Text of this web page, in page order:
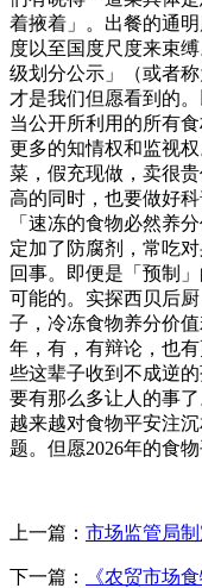
上一篇： 市场监管局
下一篇： 《农贸市场